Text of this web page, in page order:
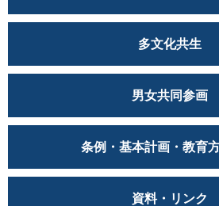
多文化共生
男女共同参画
条例・基本計画・教育
資料・リンク